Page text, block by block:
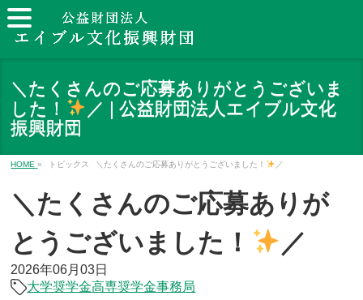
＼たくさんのご応募ありがとうございま
した！
／ | 公益財団法人エイブル文化
振興財団
HOME » トピックス ＼たくさんのご応募ありがとうございました！ ／
＼たくさんのご応募ありが
とうございました！
／
2026年06月03日
大学奨学金高専奨学金事務局